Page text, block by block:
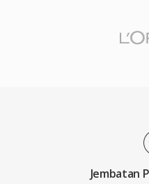
Jembatan